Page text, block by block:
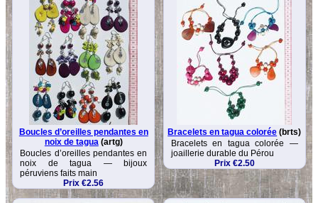
Boucles d’oreilles pendantes en
noix de tagua(artg)
Boucles d’oreilles pendantes en
noix de tagua — bijoux
péruviens faits main
Prix €2.56
Bracelets en tagua colorée (brts)
Bracelets en tagua colorée —
joaillerie durable du Pérou
Prix €2.50